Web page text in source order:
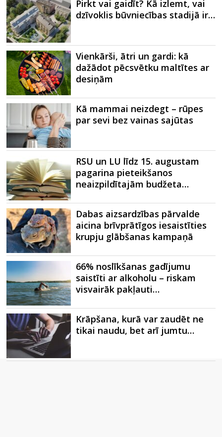
Pirkt vai gaidīt? Kā izlemt, vai
dzīvoklis būvniecības stadijā ir…
Vienkārši, ātri un gardi: kā
dažādot pēcsvētku maltītes ar
desiņām
Kā mammai neizdegt – rūpes
par sevi bez vainas sajūtas
RSU un LU līdz 15. augustam
pagarina pieteikšanos
neaizpildītajām budžeta…
Dabas aizsardzības pārvalde
aicina brīvprātīgos iesaistīties
krupju glābšanas kampaņā
66% noslīkšanas gadījumu
saistīti ar alkoholu – riskam
visvairāk pakļauti…
Krāpšana, kurā var zaudēt ne
tikai naudu, bet arī jumtu…